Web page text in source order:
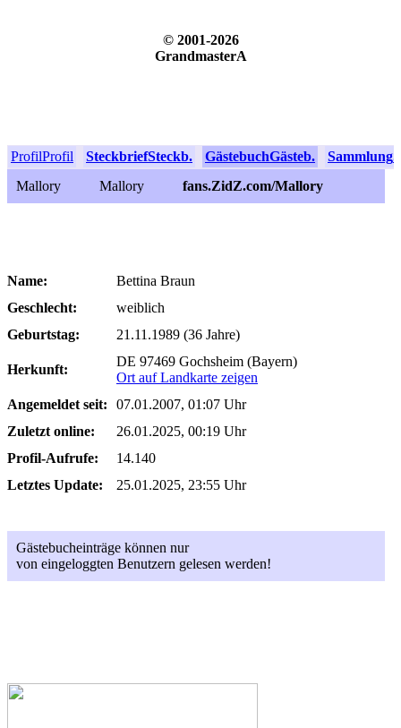
© 2001-2026
GrandmasterA
ProfilProfil SteckbriefSteckb. GästebuchGästeb. Sammlung
Mallory
Mallory fans.ZidZ.com/Mallory
Name:
Bettina Braun
Geschlecht:
weiblich
Geburtstag:
21.11.1989 (36 Jahre)
Herkunft:
DE 97469 Gochsheim (Bayern)
Ort auf Landkarte zeigen
Angemeldet seit:
07.01.2007, 01:07 Uhr
Zuletzt online:
26.01.2025, 00:19 Uhr
Profil-Aufrufe:
14.140
Letztes Update:
25.01.2025, 23:55 Uhr
Gästebucheinträge können nur
von eingeloggten Benutzern gelesen werden!